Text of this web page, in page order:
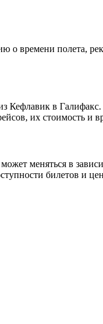
о времени полета,
Кефлавик в
их стоимость и
меняться в
билетов и